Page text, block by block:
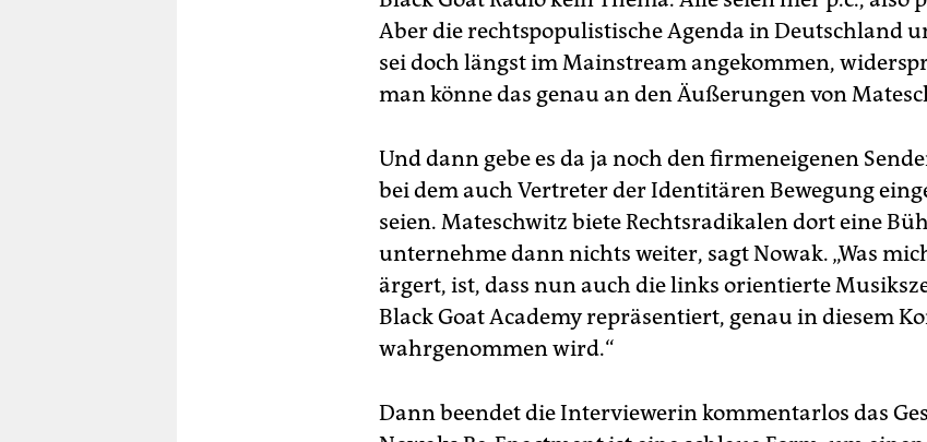
Aber die rechtspopulistische Agenda in Deutschland
sei doch längst im Mainstream angekommen,
man könne das genau an den Äußerungen von
Und dann gebe es da ja noch den firmeneigenen
bei dem auch Vertreter der Identitären Bewegung
seien. Mateschwitz biete Rechtsradikalen dort eine
unternehme dann nichts weiter, sagt Nowak. „Was
ärgert, ist, dass nun auch die links orientierte
Black Goat Academy repräsentiert, genau in diesem
wahrgenommen wird.“
Dann beendet die Interviewerin kommentarlos das